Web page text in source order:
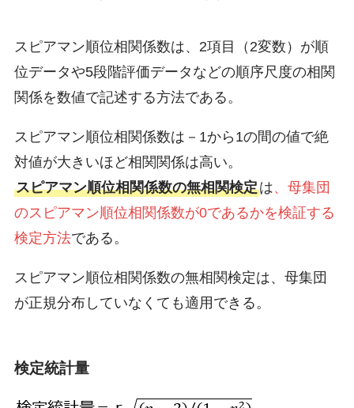
スピアマン順位相関係数は、2項目（2変数）が順
位データや5段階評価データなどの順序尺度の相関
関係を数値で記述する方法である。
スピアマン順位相関係数は－1から1の間の値で絶
対値が大きいほど相関関係は高い。
スピアマン順位相関係数の無相関検定は、母集団
のスピアマン順位相関係数が0であるかを検証する
検定方法である。
スピアマン順位相関係数の無相関検定は、母集団
が正規分布していなくても適用できる。
検定統計量